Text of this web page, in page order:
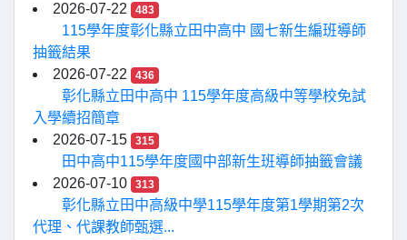
2026-07-22
483
115學年度彰化縣立田中高中 國七新生編班導師
抽籤結果
2026-07-22
436
彰化縣立田中高中 115學年度高級中等學校免試
入學續招簡章
2026-07-15
315
田中高中115學年度國中部新生班導師抽籤會議
2026-07-10
313
彰化縣立田中高級中學115學年度第1學期第2次
代理、代課教師甄選...